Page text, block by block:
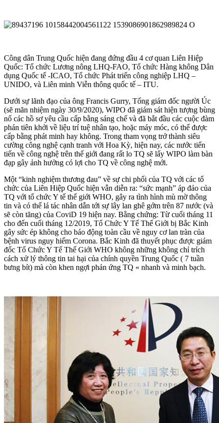
Công dân Trung Quốc hiện đang đứng đầu 4 cơ quan Liên Hiệp
Quốc: Tổ chức Lương nông LHQ-FAO, Tổ chức Hàng không Dân
dụng Quốc tế -ICAO, Tổ chức Phát triển công nghiệp LHQ –
UNIDO, và Liên minh Viễn thông quốc tế – ITU.
Dưới sự lãnh đạo của ông Francis Gurry, Tổng giám đốc người Úc
(sẽ mãn nhiệm ngày 30/9/2020), WIPO đã giám sát hiện tượng bùng
nổ các hồ sơ yêu cầu cấp bằng sáng chế và đã bắt đầu các cuộc đàm
phán tiên khởi về liệu trí tuệ nhân tạo, hoặc máy móc, có thể được
cấp bằng phát minh hay không. Trong tham vọng trở thành siêu
cường công nghệ cạnh tranh với Hoa Kỳ, hiện nay, các nước tiến
tiến về công nghệ trên thế giới đang rất lo TQ sẽ lấy WIPO làm bàn
đạp gây ảnh hưởng có lợi cho TQ về công nghệ mới.
Một “kinh nghiệm thương đau” về sự chi phối của TQ với các tổ
chức của Liên Hiệp Quốc hiện vẫn diễn ra: “sức mạnh” áp đảo của
TQ với tổ chức Y tế thế giới WHO, gây ra tình hình mù mờ thông
tin và có thể lá tác nhân dẫn tới sự lây lan ghê gớm trên 87 nước (và
sẽ còn tăng) của CoviD 19 hiện nay. Bằng chứng: Từ cuối tháng 11
cho đến cuối tháng 12/2019, Tổ Chức Y Tế Thế Giới bị Bắc Kinh
gây sức ép không cho báo động toàn cầu về nguy cơ lan tràn của
bệnh virus nguy hiểm Corona. Bắc Kinh đã thuyết phục được giám
đốc Tổ Chức Y Tế Thế Giới WHO không những không chỉ trích
cách xử lý thông tin tai hại của chính quyền Trung Quốc ( 7 tuần
bưng bít) mà còn khen ngợi phản ứng TQ « nhanh và minh bạch.